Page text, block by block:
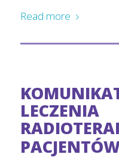
Read more
LECZENIA